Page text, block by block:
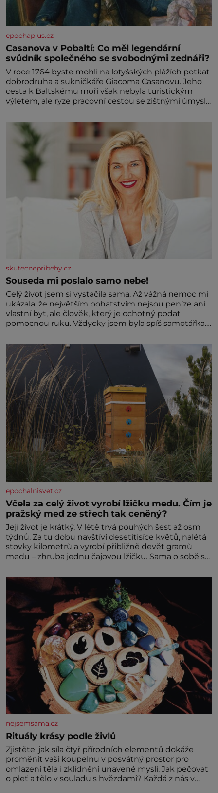
epochaplus.cz
Casanova v Pobaltí: Co měl legendární
svůdník společného se svobodnými zednáři?
V roce 1764 byste mohli na lotyšských plážích potkat
dobrodruha a sukničkáře Giacoma Casanovu. Jeho
cesta k Baltskému moři však nebyla turistickým
výletem, ale ryze pracovní cestou se zištnými úmysly.
procházel uličkami lotyšské Rigy? Casanova v Pobaltí
kontaktoval tamní zednářské lóže. Nebyl v této
oblasti žádným nováčkem, protože do zednářské
skutecnepribehy.cz
Souseda mi poslalo samo nebe!
Celý život jsem si vystačila sama. Až vážná nemoc mi
ukázala, že největším bohatstvím nejsou peníze ani
vlastní byt, ale člověk, který je ochotný podat
pomocnou ruku. Vždycky jsem byla spíš samotářka.
ani partnera. Stačily mi knihy, práce a hlavně klid.
Hned po studiích jsem odešla z rodného města,
epochalnisvet.cz
Včela za celý život vyrobí lžičku medu. Čím je
pražský med ze střech tak ceněný?
Její život je krátký. V létě trvá pouhých šest až osm
týdnů. Za tu dobu navštíví desetitisíce květů, nalétá
stovky kilometrů a vyrobí přibližně devět gramů
medu – zhruba jednu čajovou lžičku. Sama o sobě se
dalšími desítkami tisíc příslušnic svého včelstva,
vznikne jeden z nejdokonalejších organismů
nejsemsama.cz
Rituály krásy podle živlů
Zjistěte, jak síla čtyř přírodních elementů dokáže
proměnit vaši koupelnu v posvátný prostor pro
omlazení těla i zklidnění unavené mysli. Jak pečovat
o pleť a tělo v souladu s hvězdami? Každá z nás v